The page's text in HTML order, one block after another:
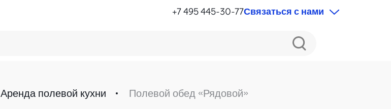
+7 495 445-30-77Связаться с нами
Аренда полевой кухни Полевой обед «Рядовой»